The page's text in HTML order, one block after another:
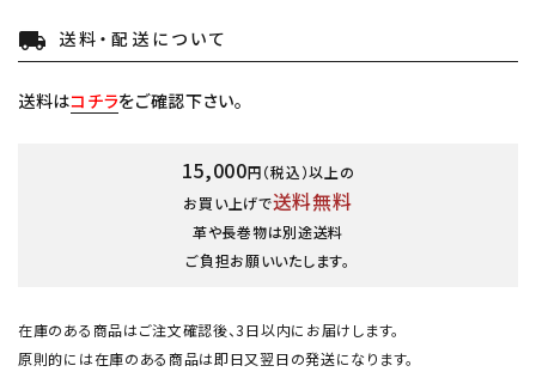
local_shipping 送料・配送について
送料はコチラをご確認下さい。
15,000円（税込）以上の
お買い上げで送料無料
革や長巻物は別途送料
ご負担お願いいたします。
在庫のある商品はご注文確認後、3日以内にお届けします。
原則的には在庫のある商品は即日又翌日の発送になります。